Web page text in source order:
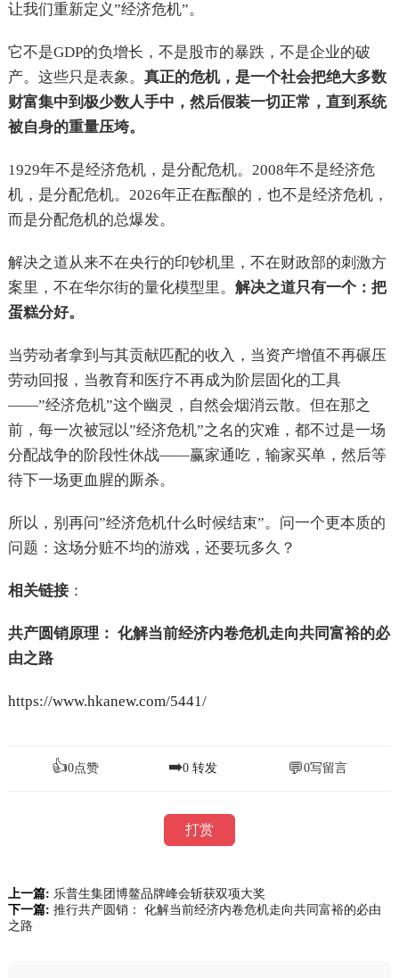
让我们重新定义”经济危机”。
它不是GDP的负增长，不是股市的暴跌，不是企业的破
产。这些只是表象。 真正的危机，是一个社会把绝大多数
财富集中到极少数人手中，然后假装一切正常，直到系统
被自身的重量压垮。
1929年不是经济危机，是分配危机。2008年不是经济危
机，是分配危机。2026年正在酝酿的，也不是经济危机，
而是分配危机的总爆发。
解决之道从来不在央行的印钞机里，不在财政部的刺激方
案里，不在华尔街的量化模型里。 解决之道只有一个：把
蛋糕分好。
当劳动者拿到与其贡献匹配的收入，当资产增值不再碾压
劳动回报，当教育和医疗不再成为阶层固化的工具
——”经济危机”这个幽灵，自然会烟消云散。但在那之
前，每一次被冠以”经济危机”之名的灾难，都不过是一场
分配战争的阶段性休战——赢家通吃，输家买单，然后等
待下一场更血腥的厮杀。
所以，别再问”经济危机什么时候结束”。问一个更本质的
问题：这场分赃不均的游戏，还要玩多久？
相关链接：
共产圆销原理： 化解当前经济内卷危机走向共同富裕的必
由之路
https://www.hkanew.com/5441/
👍0点赞 ➡️0 转发 💬0写留言
打赏
上一篇: 乐普生集团博鳌品牌峰会斩获双项大奖
下一篇: 推行共产圆销： 化解当前经济内卷危机走向共同富裕的必由
之路